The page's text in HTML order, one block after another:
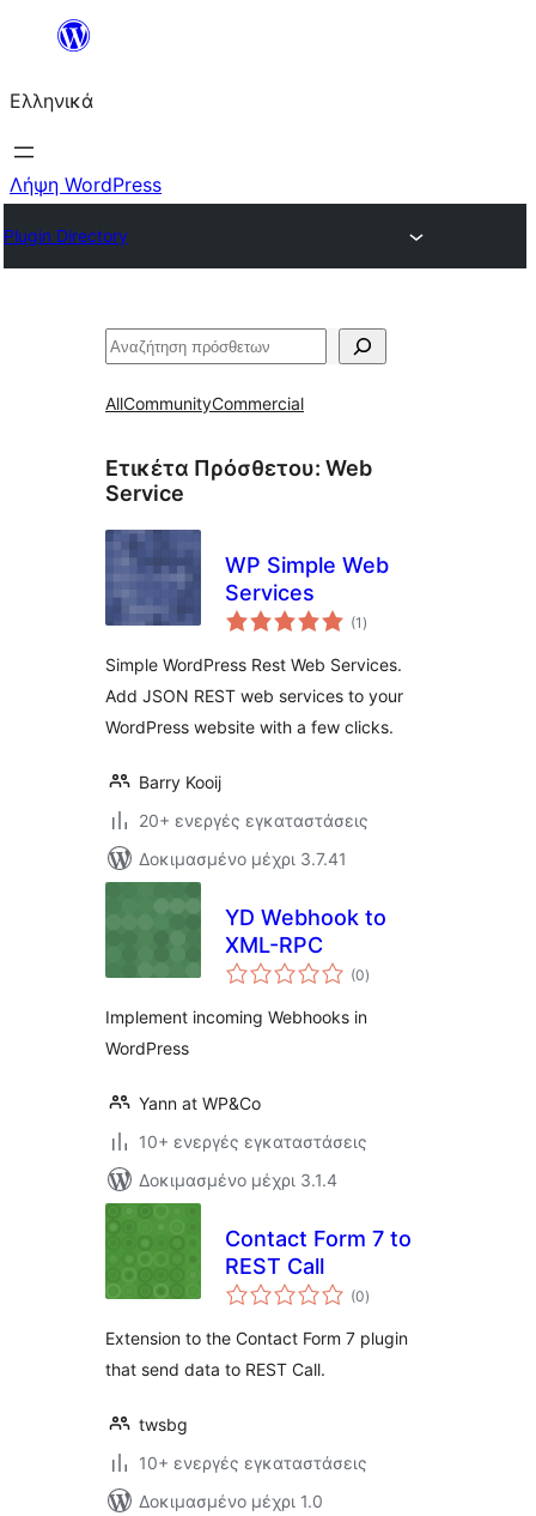
Μετάβαση
περιεχόμενο
Ελληνικά
Λήψη WordPress
Plugin Directory
Αναζήτηση
AllCommunityCommercial
Ετικέτα Πρόσθετου: Web
Service
WP Simple Web
Services
(1 αξιολογήσεις
σύνολο
)
Simple WordPress Rest Web Services.
Add JSON REST web services to your
WordPress website with a few clicks.
Barry Kooij
20+ ενεργές εγκαταστάσεις
Δοκιμασμένο μέχρι 3.7.41
YD Webhook to
XML-RPC
(0αξιολογήσεις
σύνολο
)
Implement incoming Webhooks in
WordPress
Yann at WP&Co
10+ ενεργές εγκαταστάσεις
Δοκιμασμένο μέχρι 3.1.4
Contact Form 7 to
REST Call
(0αξιολογήσεις
σύνολο
)
Extension to the Contact Form 7 plugin
that send data to REST Call.
twsbg
10+ ενεργές εγκαταστάσεις
Δοκιμασμένο μέχρι 1.0